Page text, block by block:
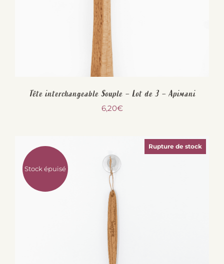
Tête interchangeable Souple – Lot de 3 – Apimani
6,20€
Stock épuisé
Rupture de stock